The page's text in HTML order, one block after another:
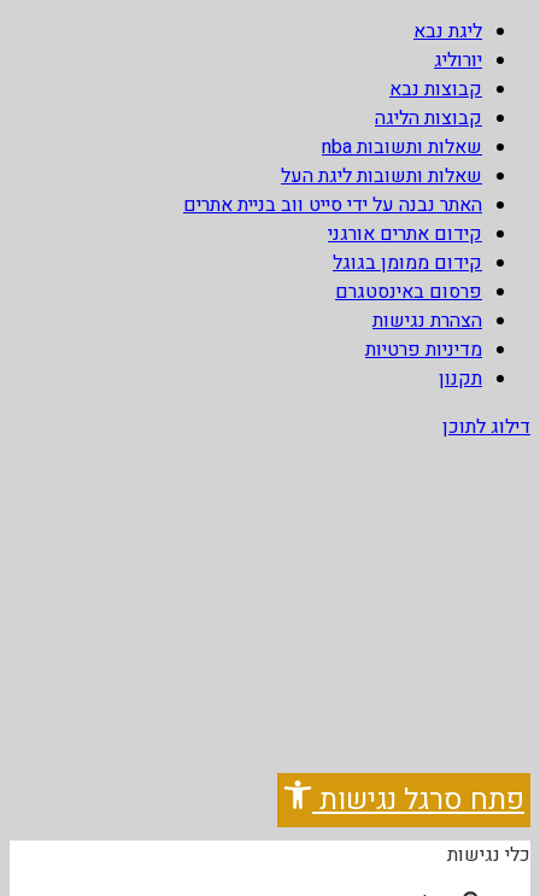
ליגת נבא
יורוליג
קבוצות נבא
קבוצות הליגה
שאלות ותשובות nba
שאלות ותשובות ליגת העל
האתר נבנה על ידי סייט ווב בניית אתרים
קידום אתרים אורגני
קידום ממומן בגוגל
פרסום באינסטגרם
הצהרת נגישות
מדיניות פרטיות
תקנון
דילוג לתוכן
פתח סרגל נגישות
כלי נגישות